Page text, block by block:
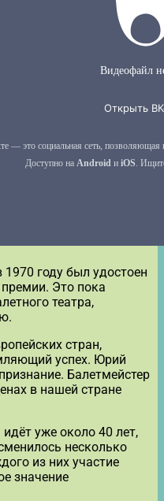
году был удостоен
Это пока
театра,
стран,
успех. Юрий
Балетмейстер
в нашей стране
уже около 40 лет,
несколько
из них участие
значение